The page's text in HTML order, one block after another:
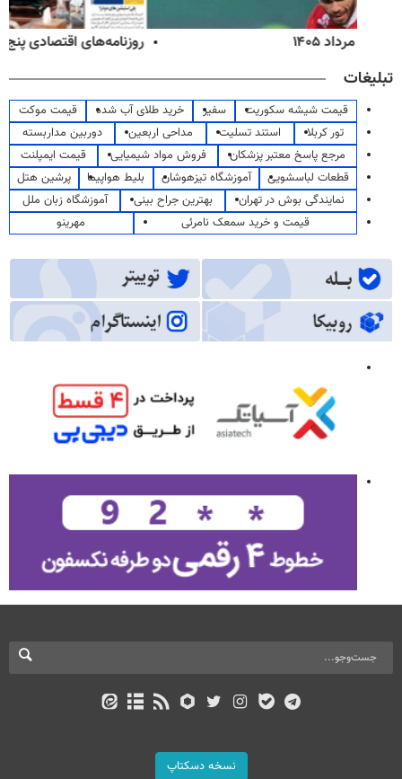
روزنامه‌های اقتصادی پنج‌شنبه ۱۵ مرداد ۱۴۰۵
تبلیغات
قیمت شیشه سکوریت سفیر خرید طلای آب شده
قیمت موکت
تور کربلا
استند تسلیت مداحی اربعین
دوربین مداربسته
مرجع پاسخ معتبر پزشکان
فروش مواد شیمیایی
قیمت ایمپلنت
قطعات لباسشویی
آموزشگاه تیزهوشان بلیط هواپیما
پرشین هتل
نمایندگی بوش در تهران
بهترین جراح بینی
آموزشگاه زبان ملل
قیمت و خرید سمعک نامرئی
مهرینو
نسخه دسکتاپ